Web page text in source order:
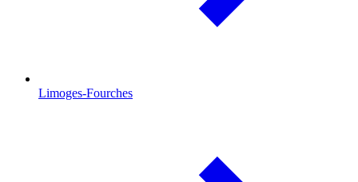
Limoges-Fourches